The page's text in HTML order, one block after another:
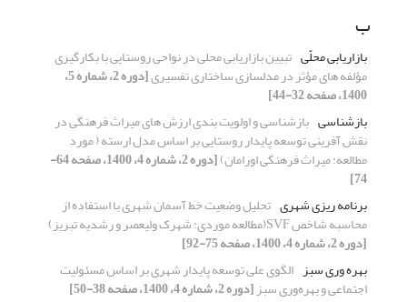
ب
بازاریابی محلّی تبیین بازاریابی محلی در نواحی روستایی با بکارگیری
مؤلفه های مؤثر در مدلسازی ساختاری تفسیری [دوره 2، شماره 5،
1400، صفحه 32-44]
بازشناسی بازشناسی و اولویت بندی ارزش های میراث فرهنگی در
نقش آفرینی توسعه پایدار روستایی بر اساس مدل ارسته ( مورد
مطالعه: میراث فرهنگی اورامان) [دوره 2، شماره 4، 1400، صفحه 64-
74]
برنامه ریزی شهری تحلیل وضعیت خط آسمان شهری با استفاده از
محاسبه شاخص SVF(مطالعه موردی: شهرک ولیعصر و رشدیه تبریز)
[دوره 2، شماره 4، 1400، صفحه 75-92]
بهره وری سبز الگوی علی توسعه پایدار شهری بر اساس مسئولیت
اجتماعی و بهره‌وری سبز[دوره 2، شماره 4، 1400، صفحه 38-50]